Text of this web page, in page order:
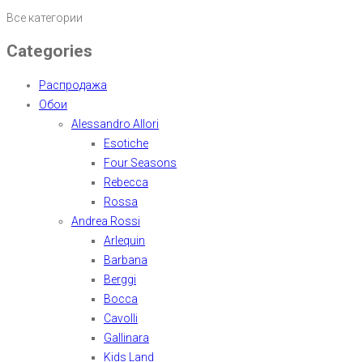
Все категории
Categories
Распродажа
Обои
Alessandro Allori
Esotiche
Four Seasons
Rebecca
Rossa
Andrea Rossi
Arlequin
Barbana
Berggi
Bocca
Cavolli
Gallinara
Kids Land